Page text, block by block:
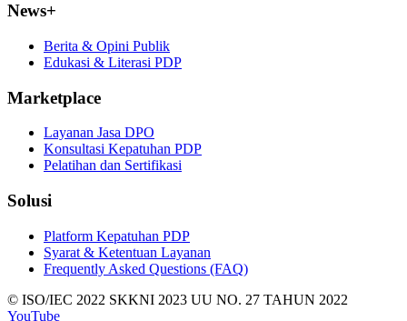
News+
Berita & Opini Publik
Edukasi & Literasi PDP
Marketplace
Layanan Jasa DPO
Konsultasi Kepatuhan PDP
Pelatihan dan Sertifikasi
Solusi
Platform Kepatuhan PDP
Syarat & Ketentuan Layanan
Frequently Asked Questions (FAQ)
© ISO/IEC 2022 SKKNI 2023 UU NO. 27 TAHUN 2022
YouTube